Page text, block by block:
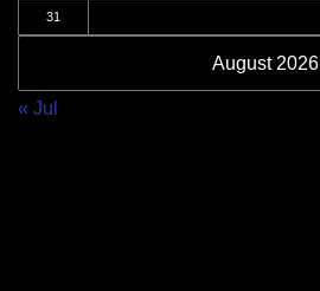
August 2026
31
« Jul